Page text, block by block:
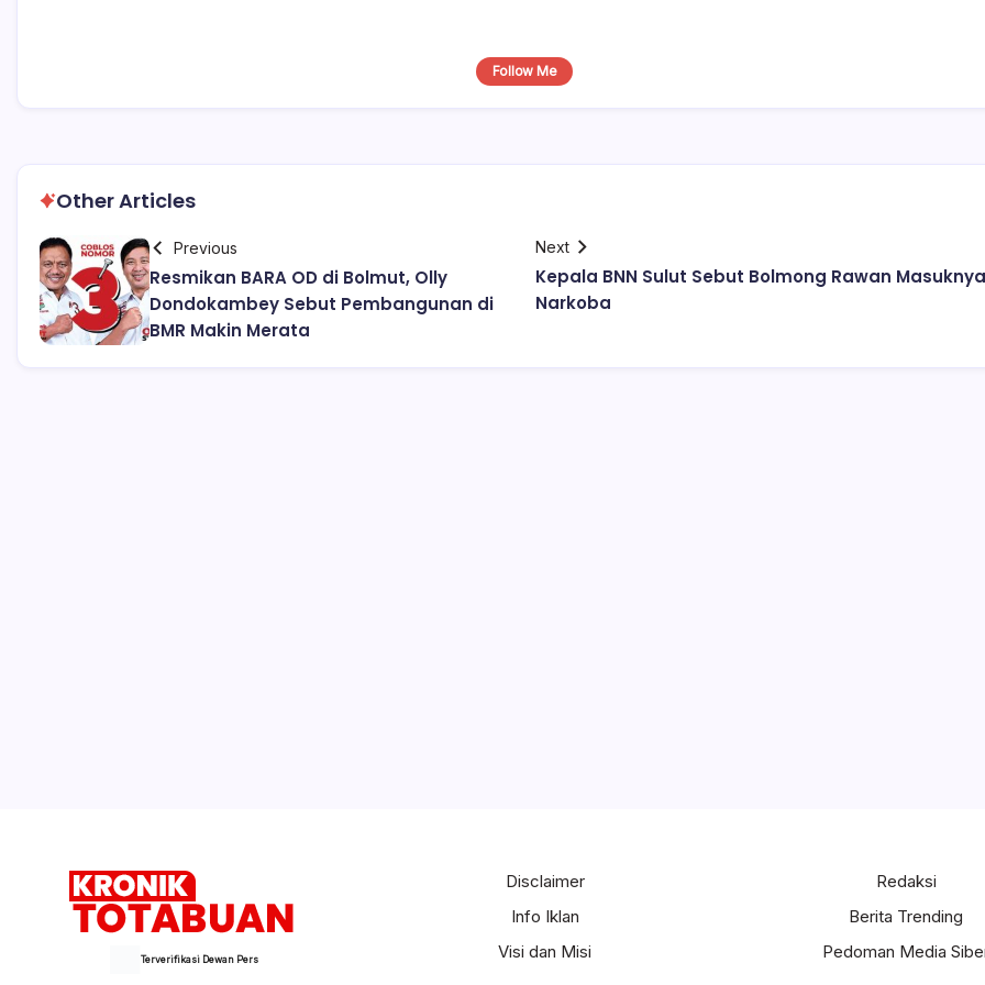
Follow Me
Other Articles
Previous
Resmikan BARA OD di Bolmut, Olly
Dondokambey Sebut Pembangunan di
BMR Makin Merata
Next
Kepala BNN Sulut Sebut Bolmong Rawan Masuknya
Narkoba
Terverifikasi Dewan Pers
Disclaimer
Info Iklan
Visi dan Misi
Redaksi
Berita Trending
Pedoman Media